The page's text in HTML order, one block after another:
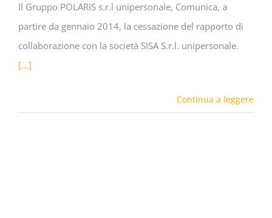
Il Gruppo POLARIS s.r.l unipersonale, Comunica, a
partire da gennaio 2014, la cessazione del rapporto di
collaborazione con la società SISA S.r.l. unipersonale.
[…]
Continua a leggere